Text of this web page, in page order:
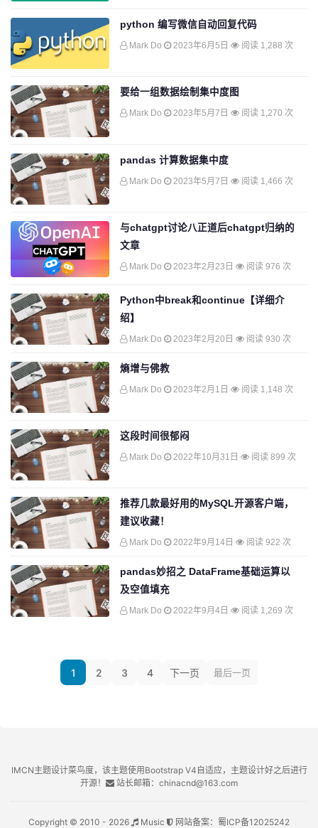
python 编写微信自动回复代码
Mark Do 2023年6月5日 阅读 1,288 次
要给一组数据绘制集中度图
Mark Do 2023年5月7日 阅读 1,270 次
pandas 计算数据集中度
Mark Do 2023年5月7日 阅读 1,466 次
与chatgpt讨论八正道后chatgpt归纳的
文章
Mark Do 2023年2月23日 阅读 976 次
Python中break和continue【详细介
绍】
Mark Do 2023年2月20日 阅读 930 次
熵增与佛教
Mark Do 2023年2月1日 阅读 1,148 次
这段时间很郁闷
Mark Do 2022年10月31日 阅读 899 次
推荐几款最好用的MySQL开源客户端，
建议收藏！
Mark Do 2022年9月14日 阅读 922 次
pandas妙招之 DataFrame基础运算以
及空值填充
Mark Do 2022年9月4日 阅读 1,269 次
1 2 3 4 下一页 最后一页
IMCN主题设计菜鸟度，该主题使用Bootstrap V4自适应，主题设计好之后进行
开源！
站长邮箱：chinacnd@163.com
Copyright © 2010 - 2026 Music 网站备案： 蜀ICP备12025242